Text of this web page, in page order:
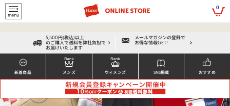
script> 0
5,500円(税込)以上
のご購入で送料を弊社負担で
お届けいたします
メールマガジンの登録で
お得な情報GET!
新着商品 メンズ ウィメンズ SNS掲載 おすすめ